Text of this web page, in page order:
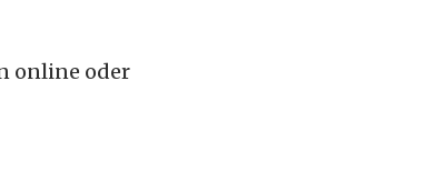
online oder